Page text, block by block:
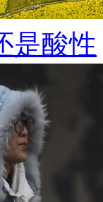
是酸性